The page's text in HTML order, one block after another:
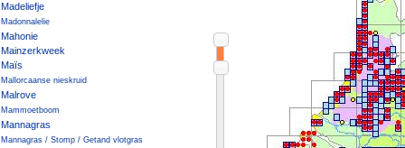
Madeliefje
Madonnalelie
Mahonie
Mainzerkweek
Maïs
Mallorcaanse nieskruid
Malrove
Mammoetboom
Mannagras
Mannagras / Stomp / Getand vlotgras